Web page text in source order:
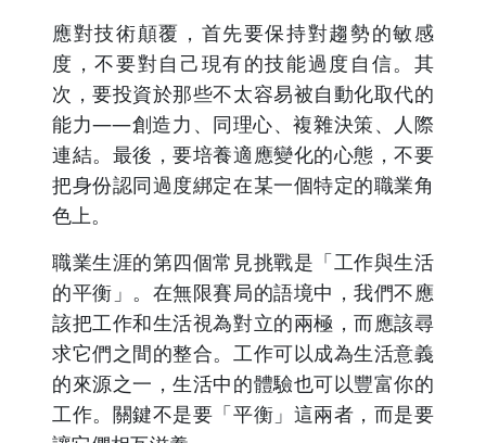
應對技術顛覆，首先要保持對趨勢的敏感
度，不要對自己現有的技能過度自信。其
次，要投資於那些不太容易被自動化取代的
能力——創造力、同理心、複雜決策、人際
連結。最後，要培養適應變化的心態，不要
把身份認同過度綁定在某一個特定的職業角
色上。
職業生涯的第四個常見挑戰是「工作與生活
的平衡」。在無限賽局的語境中，我們不應
該把工作和生活視為對立的兩極，而應該尋
求它們之間的整合。工作可以成為生活意義
的來源之一，生活中的體驗也可以豐富你的
工作。關鍵不是要「平衡」這兩者，而是要